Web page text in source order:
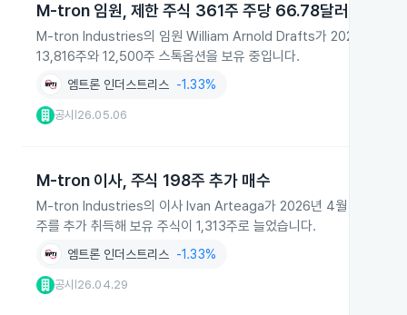
M-tron 임원, 제한 주식 361주 주당 66.78달러 매도
M-tron Industries의 임원 William Arnold Drafts가 2026년 5월 4
13,816주와 12,500주 스톡옵션을 보유 중입니다.
엠트론 인더스트리스 -1.33%
공시 26.05.06
M-tron 이사, 주식 198주 추가 매수
M-tron Industries의 이사 Ivan Arteaga가 2026년 4월 10일과 27
주를 추가 취득해 보유 주식이 1,313주로 늘었습니다.
엠트론 인더스트리스 -1.33%
공시 26.04.29